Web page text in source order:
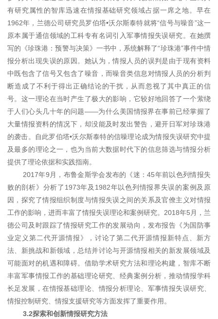
有研究属性的智库迅速在情报基础研究领域占据一席之地。早在
1962年，兰德公司研究员罗伯塔•沃尔斯泰特就将“信号与噪音”这一
原本属于通信领域的工科专有名词引入军事情报失误研究。在她撰
写的《珍珠港：预警与决策》一书中，系统解释了“珍珠港”事件中情
报分析出现失误的原因。她认为，情报人员的误判是由于现有资料
中既包含了信号又包含了噪音，而噪音类信息对情报人员的分析判
断造成了不利于得出正确结论的干扰，从而忽视了其中真正的信
号。这一理论在当时产生了极大的影响，它较好地回答了一个萦绕
于人们心头几十年的问题——为什么美国情报界在事前已经掌握了
大量情报资料的情况下，却没能及时发出警告，避开日军对珍珠港
的袭击。自此罗伯塔•沃尔斯泰特的信噪理论成为情报失误研究中提
及最多的理论之一，也为当前大数据时代下的信息筛选与情报分析
提供了理论依据和实践指南。
2017年9月，布鲁金斯学会发布的《迷：45年前以色列情报失
败的剖析》分析了1973年及1982年以色列情报界失误的案例及原
因，探究了情报组织制度与情报失误之间的关系及官僚主义对情报
工作的影响，进而丰富了情报失误理论和案例研究。2018年5月，兰
德公司及时跟踪了情报研究工作的发展动向，发布报告《为国防事
业定义第二代开源情报》，讨论了第二代开源情报新特点、新方
法、新挑战和新领域，总结并讨论与开源情报相关的新发展领域及
可能面对的机遇和障碍。借助学术研究方法和理论构建，智库不断
丰富军事情报工作的基础理论研究、经典案例分析，推动情报学科
长足发展，在情报基础理论、情报分析理论、军事情报失误研究、
情报控制研究、情报支援研究等方面发挥了重要作用。
3.2探索和创新情报研究方法